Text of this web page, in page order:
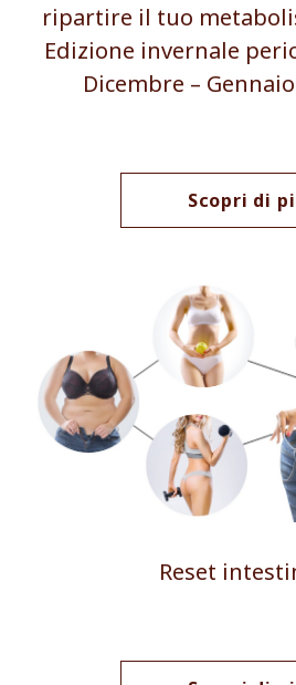
ripartire il tuo
Edizione invernale
Dicembre –
Scopri di
Reset